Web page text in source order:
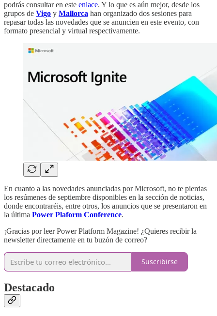
podrás consultar en este enlace. Y lo que es aún mejor, desde los
grupos de Vigo y Mallorca han organizado dos sesiones para
repasar todas las novedades que se anuncien en este evento, con
formato presencial y virtual respectivamente.
En cuanto a las novedades anunciadas por Microsoft, no te pierdas
los resúmenes de septiembre disponibles en la sección de noticias,
donde encontraréis, entre otros, los anuncios que se presentaron en
la última Power Plaform Conference.
¡Gracias por leer Power Platform Magazine! ¿Quieres recibir la
newsletter directamente en tu buzón de correo?
Suscribirse
Destacado